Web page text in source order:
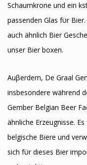
Schaumkrone und ein
passenden Glas fϋr
auch ähnlich Bier
unser Bier boxen.
Auβerdem, De Graal
insbesondere während
Gember Belgian Beer
ähnliche Erzeugnisse.
belgische Biere und
sich fϋr dieses Bier